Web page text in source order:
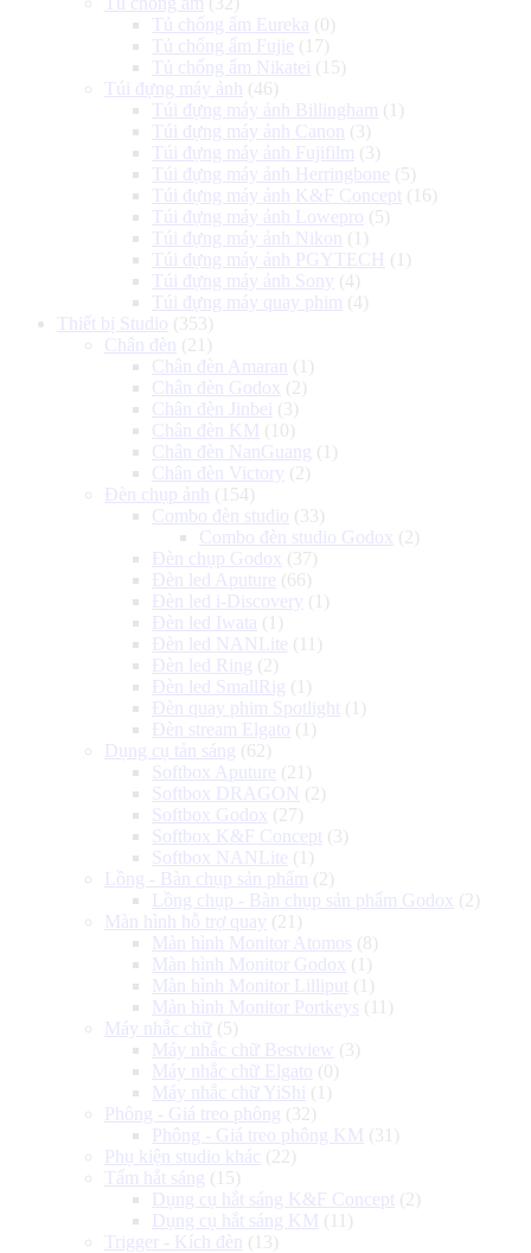
Tủ chống ẩm Eureka (0)
Tủ chống ẩm Fujie (17)
Tủ chống ẩm Nikatei (15)
Túi đựng máy ảnh
(46)
Túi đựng máy ảnh Billingham (1)
Túi đựng máy ảnh Canon
(3)
Túi đựng máy ảnh Fujifilm (3)
Túi đựng máy ảnh Herringbone (5)
Túi đựng máy ảnh K&F Concept (16)
Túi đựng máy ảnh Lowepro (5)
Túi đựng máy ảnh Nikon
(1)
Túi đựng máy ảnh PGYTECH
(1)
Túi đựng máy ảnh Sony (4)
Túi đựng máy quay phim (4)
Thiết bị Studio (353)
Chân đèn
(21)
Chân đèn Amaran
(1)
Chân đèn Godox (2)
Chân đèn Jinbei (3)
Chân đèn KM (10)
Chân đèn NanGuang (1)
Chân đèn Victory (2)
Đèn chụp ảnh
(154)
Combo đèn studio (33)
Combo đèn studio Godox (2)
Đèn chụp Godox (37)
Đèn led Aputure (66)
Đèn led i-Discovery (1)
Đèn led Iwata (1)
Đèn led NANLite (11)
Đèn led Ring (2)
Đèn led SmallRig (1)
Đèn quay phim Spotlight (1)
Đèn stream Elgato (1)
Dụng cụ tản sáng (62)
Softbox Aputure (21)
Softbox DRAGON (2)
Softbox Godox (27)
Softbox K&F Concept (3)
Softbox NANLite (1)
Lồng - Bàn chụp sản phẩm (2)
Lồng chụp - Bàn chụp sản phẩm Godox (2)
Màn hình hỗ trợ quay (21)
Màn hình Monitor Atomos (8)
Màn hình Monitor Godox (1)
Màn hình Monitor Lilliput (1)
Màn hình Monitor Portkeys (11)
Máy nhắc chữ (5)
Máy nhắc chữ Bestview (3)
Máy nhắc chữ Elgato (0)
Máy nhắc chữ YiShi
(1)
Phông - Giá treo phông (32)
Phông - Giá treo phông KM (31)
Phụ kiện studio khác (22)
Tấm hắt sáng (15)
Dụng cụ hắt sáng K&F Concept (2)
Dụng cụ hắt sáng KM (11)
Trigger - Kích đèn
(13)